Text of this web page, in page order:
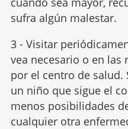
sufra algún malestar.
3 - Visitar
vea necesario o en las
por el centro de salud.
un niño que sigue el
menos posibilidades
cualquier otra